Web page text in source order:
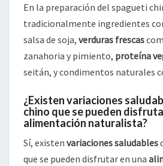
En la preparación del spagueti
tradicionalmente ingredientes
salsa de soja, verduras frescas
zanahoria y pimiento, proteína
seitán, y condimentos naturales
¿Existen variaciones
chino que se pueden
alimentación naturalista?
Sí, existen variaciones saludables
que se pueden disfrutar en una